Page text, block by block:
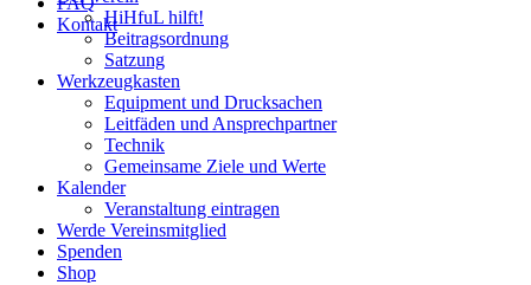
KontaktHiHfuL hilft!
Beitragsordnung
Satzung
Werkzeugkasten
Equipment und Drucksachen
Leitfäden und Ansprechpartner
Technik
Gemeinsame Ziele und Werte
Kalender
Veranstaltung eintragen
Werde Vereinsmitglied
Spenden
Shop